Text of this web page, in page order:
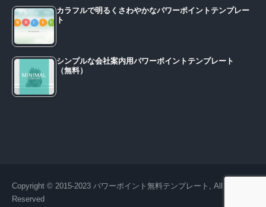
カラフルで明るくさわやかなパワーポイントテンプレー
ト
シンプルな会社案内用パワーポイントテンプレート
（無料）
Copyright © 2015-2023 パワーポイント無料テンプレート, All Right
Reserved